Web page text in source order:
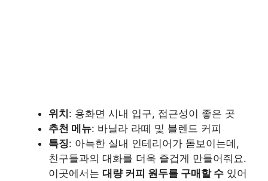
위치: 용화면 시내 입구, 접근성이 좋은 곳
추천 메뉴: 바닐라 라떼 및 블렌드 커피
특징: 아늑한 실내 인테리어가 돋보이는데,
친구들과의 대화를 더욱 즐겁게 만들어줘요.
이곳에서는 대량 커피 원두를 구매할 수 있어